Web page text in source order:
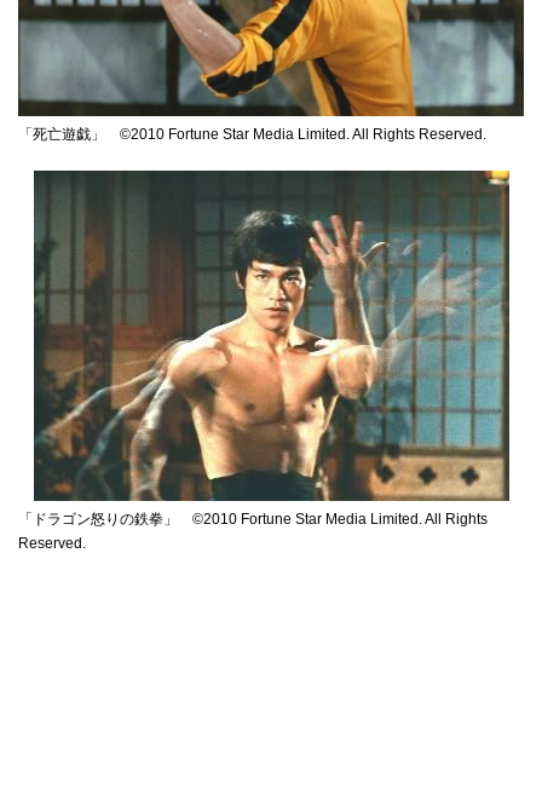
「死亡遊戯」 ©2010 Fortune Star Media Limited. All Rights Reserved.
「ドラゴン怒りの鉄拳」 ©2010 Fortune Star Media Limited. All Rights
Reserved.